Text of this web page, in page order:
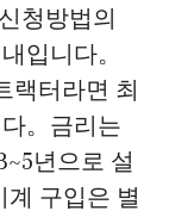
청방법의
입니다。
랙터라면 최
。금리는
년으로 설
구입은 별